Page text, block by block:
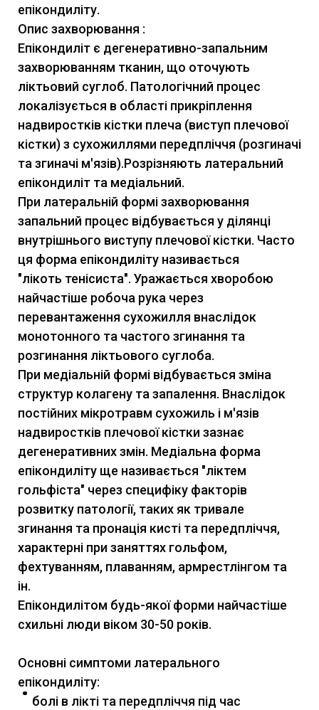
епікондиліту.
Опис захворювання :
Епікондиліт є дегенеративно-запальним
захворюванням тканин, що оточують
ліктьовий суглоб. Патологічний процес
локалізується в області прикріплення
надвиростків кістки плеча (виступ плечової
кістки) з сухожиллями передпліччя (розгиначі
та згиначі м'язів).Розрізняють латеральний
епікондиліт та медіальний.
При латеральній формі захворювання
запальний процес відбувається у ділянці
внутрішнього виступу плечової кістки. Часто
ця форма епікондиліту називається
"лікоть тенісиста". Уражається хворобою
найчастіше робоча рука через
перевантаження сухожилля внаслідок
монотонного та частого згинання та
розгинання ліктьового суглоба.
При медіальній формі відбувається зміна
структур колагену та запалення. Внаслідок
постійних мікротравм сухожиль і м'язів
надвиростків плечової кістки зазнає
дегенеративних змін. Медіальна форма
епікондиліту ще називається "ліктем
гольфіста" через специфіку факторів
розвитку патології, таких як тривале
згинання та пронація кисті та передпліччя,
характерні при заняттях гольфом,
фехтуванням, плаванням, армрестлінгом та
ін.
Епікондилітом будь-якої форми найчастіше
схильні люди віком 30-50 років.
Основні симптоми латерального
епікондиліту:
болі в лікті та передпліччя під час